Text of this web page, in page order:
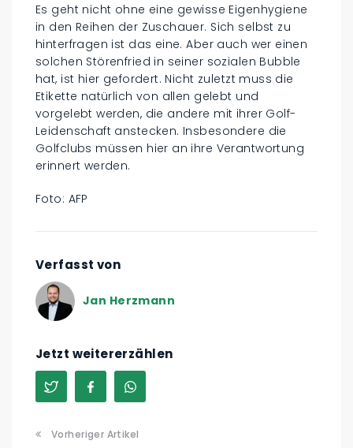
Es geht nicht ohne eine gewisse Eigenhygiene
in den Reihen der Zuschauer. Sich selbst zu
hinterfragen ist das eine. Aber auch wer einen
solchen Störenfried in seiner sozialen Bubble
hat, ist hier gefordert. Nicht zuletzt muss die
Etikette natürlich von allen gelebt und
vorgelebt werden, die andere mit ihrer Golf-
Leidenschaft anstecken. Insbesondere die
Golfclubs müssen hier an ihre Verantwortung
erinnert werden.
Foto: AFP
Verfasst von
Jan Herzmann
Jetzt weitererzählen
Vorheriger Artikel